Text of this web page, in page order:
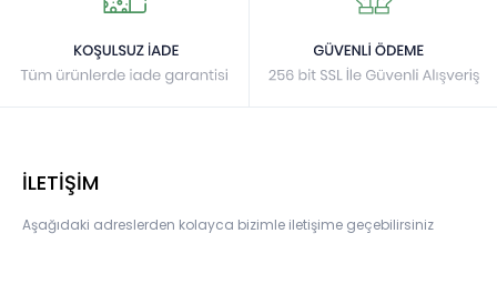
İLETİŞİM
Aşağıdaki adreslerden kolayca bizimle iletişime geçebilirsiniz